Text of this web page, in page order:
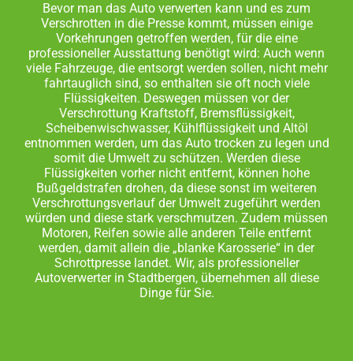
Bevor man das Auto verwerten kann und es zum
Verschrotten in die Presse kommt, müssen einige
Vorkehrungen getroffen werden, für die eine
professioneller Ausstattung benötigt wird: Auch wenn
viele Fahrzeuge, die entsorgt werden sollen, nicht mehr
fahrtauglich sind, so enthalten sie oft noch viele
Flüssigkeiten. Deswegen müssen vor der
Verschrottung Kraftstoff, Bremsflüssigkeit,
Scheibenwischwasser, Kühlflüssigkeit und Altöl
entnommen werden, um das Auto trocken zu legen und
somit die Umwelt zu schützen. Werden diese
Flüssigkeiten vorher nicht entfernt, können hohe
Bußgeldstrafen drohen, da diese sonst im weiteren
Verschrottungsverlauf der Umwelt zugeführt werden
würden und diese stark verschmutzen. Zudem müssen
Motoren, Reifen sowie alle anderen Teile entfernt
werden, damit allein die „blanke Karosserie“ in der
Schrottpresse landet. Wir, als professioneller
Autoverwerter in Stadtbergen, übernehmen all diese
Dinge für Sie.